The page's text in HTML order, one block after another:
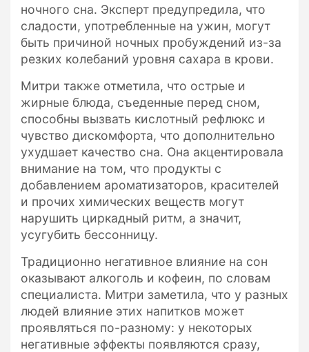
ночного сна. Эксперт предупредила, что
сладости, употребленные на ужин, могут
быть причиной ночных пробуждений из-за
резких колебаний уровня сахара в крови.
Митри также отметила, что острые и
жирные блюда, съеденные перед сном,
способны вызвать кислотный рефлюкс и
чувство дискомфорта, что дополнительно
ухудшает качество сна. Она акцентировала
внимание на том, что продукты с
добавлением ароматизаторов, красителей
и прочих химических веществ могут
нарушить циркадный ритм, а значит,
усугубить бессонницу.
Традиционно негативное влияние на сон
оказывают алкоголь и кофеин, по словам
специалиста. Митри заметила, что у разных
людей влияние этих напитков может
проявляться по-разному: у некоторых
негативные эффекты появляются сразу,